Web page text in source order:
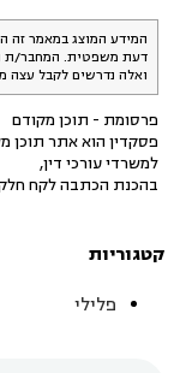
המידע המוצג במאמר זה
דעת משפטית. המחבר/ת
ואלה נדרשים לקבל עצה
פרסומת - תוכן מקודם
פסקדין הוא אתר תוכן
למשרדי עורכי דין,
בהכנת הכתבה לקח חלק
קטגוריות
פלילי